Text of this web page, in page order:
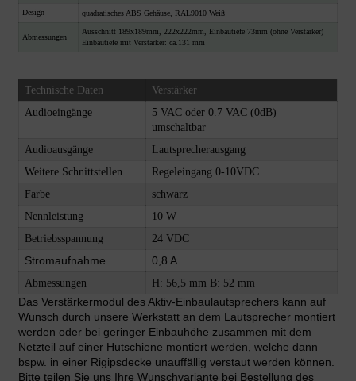
Design quadratisches ABS Gehäuse, RAL9010 Weiß
Abmessungen
Ausschnitt 189x189mm, 222x222mm, Einbautiefe 73mm (ohne Verstärker)
Einbautiefe mit Verstärker: ca.131 mm
Technische Daten
Verstärker
Audioeingänge
5 VAC oder 0.7 VAC (0dB)
umschaltbar
Audioausgänge
Lautsprecherausgang
Weitere Schnittstellen
Regeleingang 0-10VDC
Farbe
schwarz
Nennleistung
10 W
Betriebsspannung
24 VDC
Stromaufnahme 0,8 A
Abmessungen H: 56,5 mm B: 52 mm
Das Verstärkermodul des Aktiv-Einbaulautsprechers kann auf
Wunsch durch unsere Werkstatt an dem Lautsprecher montiert
werden oder bei geringer Einbauhöhe zusammen mit dem
Netzteil auf einer Hutschiene montiert werden, welche dann
bspw. in einer Rigipsdecke unauffällig verstaut werden können.
Bitte teilen Sie uns Ihre Wunschvariante bei Bestellung des